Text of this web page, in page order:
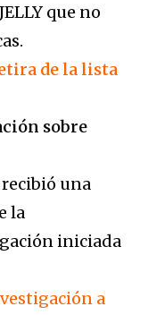
que no
de la lista
sobre
una
la
iniciada
a